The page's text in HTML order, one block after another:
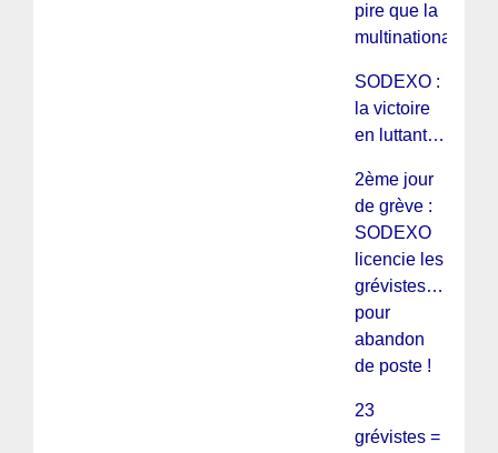
pire que la
multinationale
SODEXO :
la victoire
en luttant…
2ème jour
de grève :
SODEXO
licencie les
grévistes…
pour
abandon
de poste !
23
grévistes =